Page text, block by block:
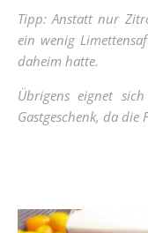
Tipp: Anstatt nur
ein wenig
daheim hatte.
Übrigens eignet
Gastgeschenk, da